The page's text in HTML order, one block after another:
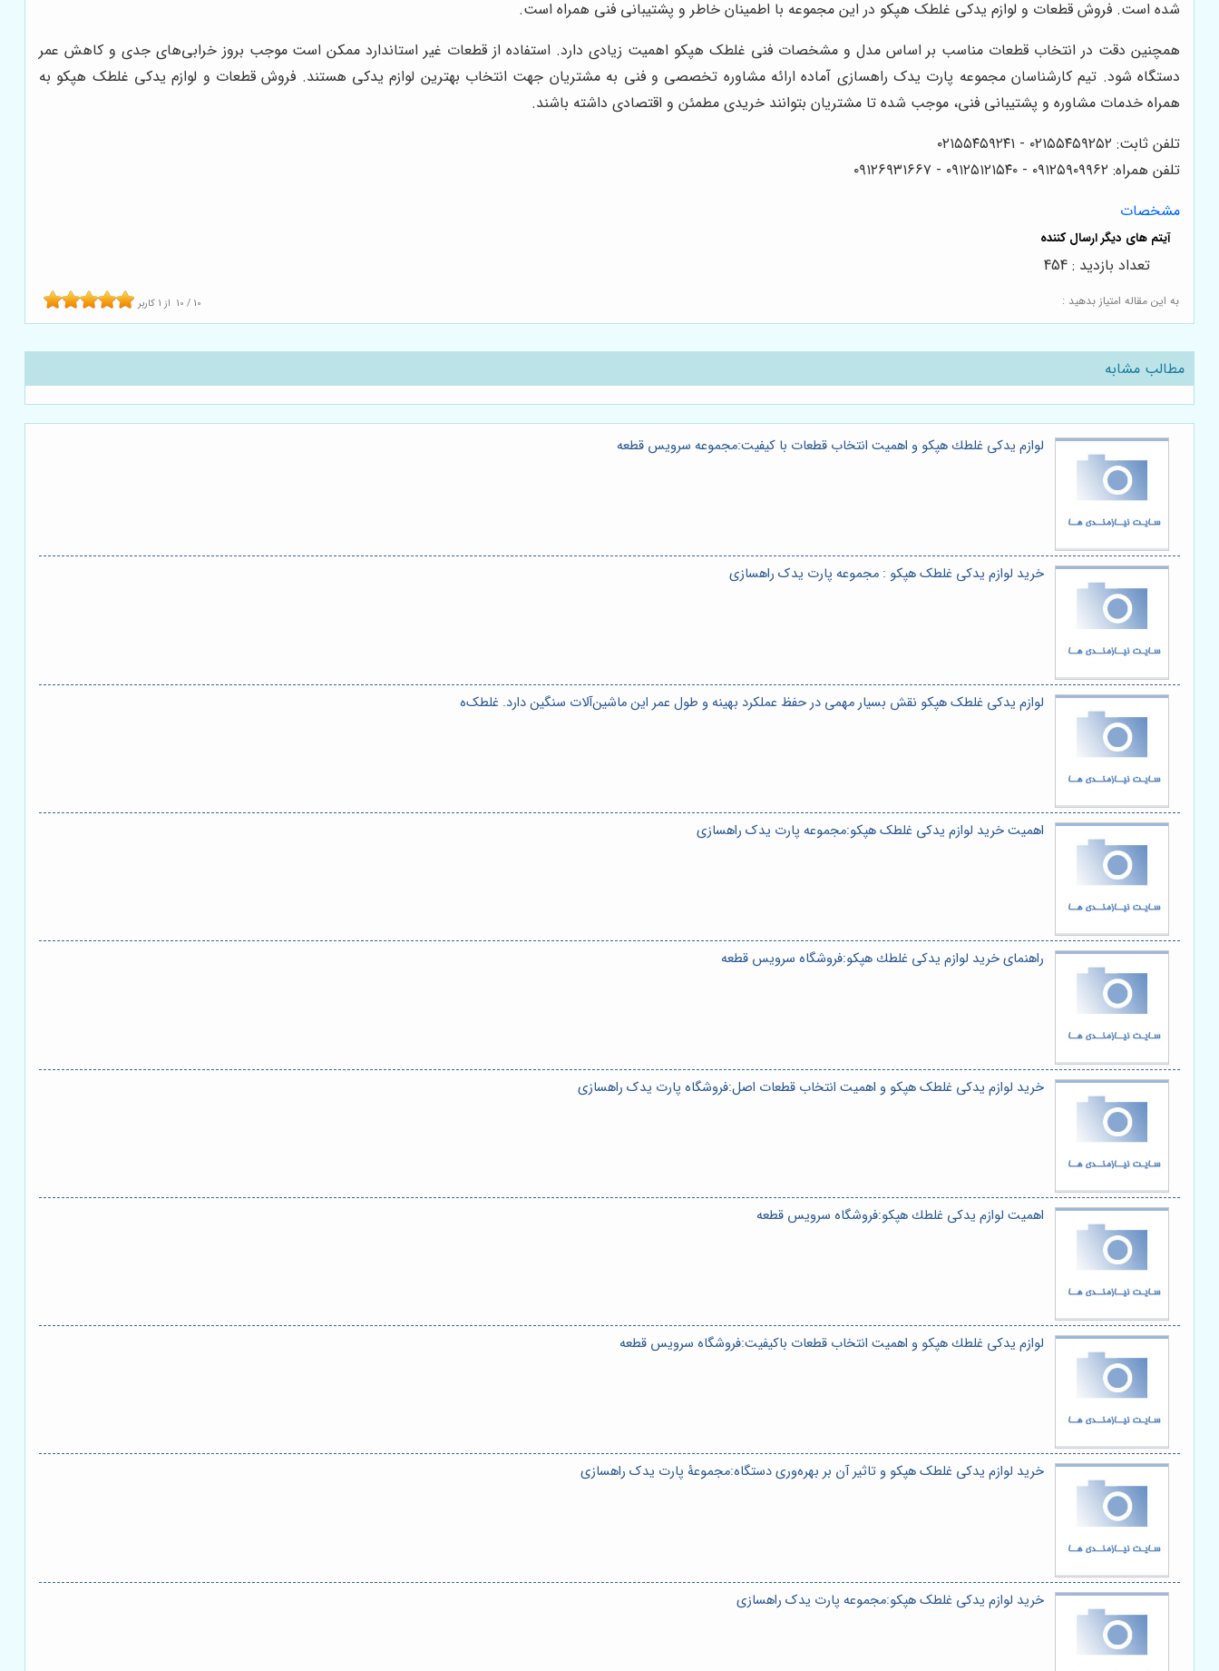
شده است. فروش قطعات و لوازم یدکی غلطک هپکو در این مجموعه با اطمینان خاطر و پشتیبانی فنی همراه است.
همچنین دقت در انتخاب قطعات مناسب بر اساس مدل و مشخصات فنی غلطک هپکو اهمیت زیادی دارد. استفاده از قطعات غیر استاندارد ممکن است موجب بروز خرابی‌های جدی و کاهش عمر
دستگاه شود. تیم کارشناسان مجموعه پارت یدک راهسازی آماده ارائه مشاوره تخصصی و فنی به مشتریان جهت انتخاب بهترین لوازم یدکی هستند. فروش قطعات و لوازم یدکی غلطک هپکو به
همراه خدمات مشاوره و پشتیبانی فنی، موجب شده تا مشتریان بتوانند خریدی مطمئن و اقتصادی داشته باشند.
تلفن ثابت: ۰۲۱۵۵۴۵۹۲۵۲ - ۰۲۱۵۵۴۵۹۲۴۱
تلفن همراه: ۰۹۱۲۵۹۰۹۹۶۲ - ۰۹۱۲۵۱۲۱۵۴۰‌‌‌ - ۰۹۱۲۶۹۳۱۶۶۷
مشخصات
به این مقاله امتیاز بدهید : 10 / 10 از 1 کاربر
تعداد بازدید : 454
مطالب مشابه
لوازم يدكى غلطك هپكو و اهمیت انتخاب قطعات با کیفیت:مجموعه سرویس قطعه
خرید لوازم یدکی غلطک هپکو : مجموعه پارت یدک راهسازی
لوازم یدکی غلطک هپکو نقش بسیار مهمی در حفظ عملکرد بهینه و طول عمر این ماشین‌آلات سنگین دارد. غلطک‌ه
اهمیت خرید لوازم یدکی غلطک هپکو:مجموعه پارت یدک راهسازی
راهنمای خرید لوازم يدكى غلطك هپكو:فروشگاه سرویس قطعه
خرید لوازم یدکی غلطک هپکو و اهمیت انتخاب قطعات اصل:فروشگاه پارت یدک راهسازی
اهمیت لوازم يدكى غلطك هپكو:فروشگاه سرویس قطعه
لوازم يدكى غلطك هپكو و اهمیت انتخاب قطعات باکیفیت:فروشگاه سرویس قطعه
خرید لوازم یدکی غلطک هپکو و تاثیر آن بر بهره‌وری دستگاه:مجموعۀ پارت یدک راهسازی
خرید لوازم یدکی غلطک هپکو:مجموعه پارت یدک راهسازی